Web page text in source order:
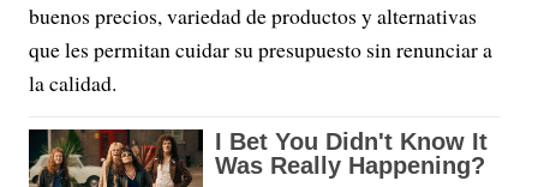
buenos precios, variedad de productos y alternativas
que les permitan cuidar su presupuesto sin renunciar a
la calidad.